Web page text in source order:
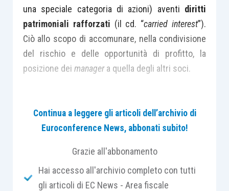
una speciale categoria di azioni) aventi diritti
patrimoniali rafforzati (il cd. “carried interest”).
Ciò allo scopo di accomunare, nella condivisione
del rischio e delle opportunità di profitto, la
posizione dei managera quella degli altri soci.
tali strumenti di incentivazione in assenza di
precise indicazioni normative e di prassi riferibili
patrimoniali rafforzati.
Continua a leggere gli articoli dell’archivio di
Euroconference News, abbonati subito!
Grazie all'abbonamento
Hai accesso all'archivio completo con tutti
gli articoli di EC News - Area fiscale